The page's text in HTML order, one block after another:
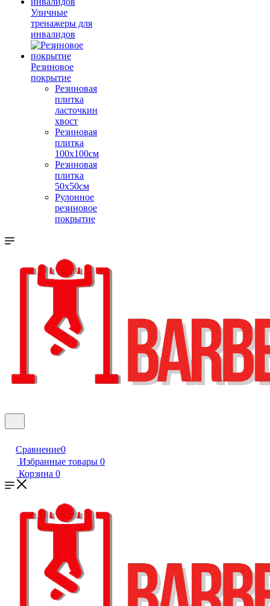
Уличные
тренажеры для
инвалидов
Резиновое
покрытие
Резиновая
плитка
ласточкин
хвост
Резиновая
плитка
100х100см
Резиновая
плитка
50х50см
Рулонное
резиновое
покрытие
Сравнение0
Избранные товары 0
Корзина 0